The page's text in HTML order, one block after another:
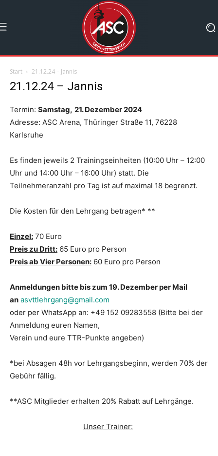
Start 21.12.24 – Jannis
21.12.24 – Jannis
Termin: Samstag, 21. Dezember 2024
Adresse: ASC Arena, Thüringer Straße 11, 76228
Karlsruhe
Es finden jeweils 2 Trainingseinheiten (10:00 Uhr – 12:00
Uhr und 14:00 Uhr – 16:00 Uhr) statt. Die
Teilnehmeranzahl pro Tag ist auf maximal 18 begrenzt.
Die Kosten für den Lehrgang betragen* **
Einzel: 70 Euro
Preis zu Dritt: 65 Euro pro Person
Preis ab Vier Personen: 60 Euro pro Person
Anmeldungen bitte bis zum 19. Dezember per Mail
an asvttlehrgang@gmail.com
oder per WhatsApp an: +49 152 09283558 (Bitte bei der
Anmeldung euren Namen,
Verein und eure TTR-Punkte angeben)
*bei Absagen 48h vor Lehrgangsbeginn, werden 70% der
Gebühr fällig.
**ASC Mitglieder erhalten 20% Rabatt auf Lehrgänge.
Unser Trainer: